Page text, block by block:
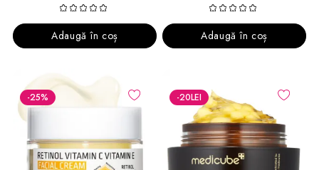
Adaugă în coș Adaugă în coș
-25% -20LEI